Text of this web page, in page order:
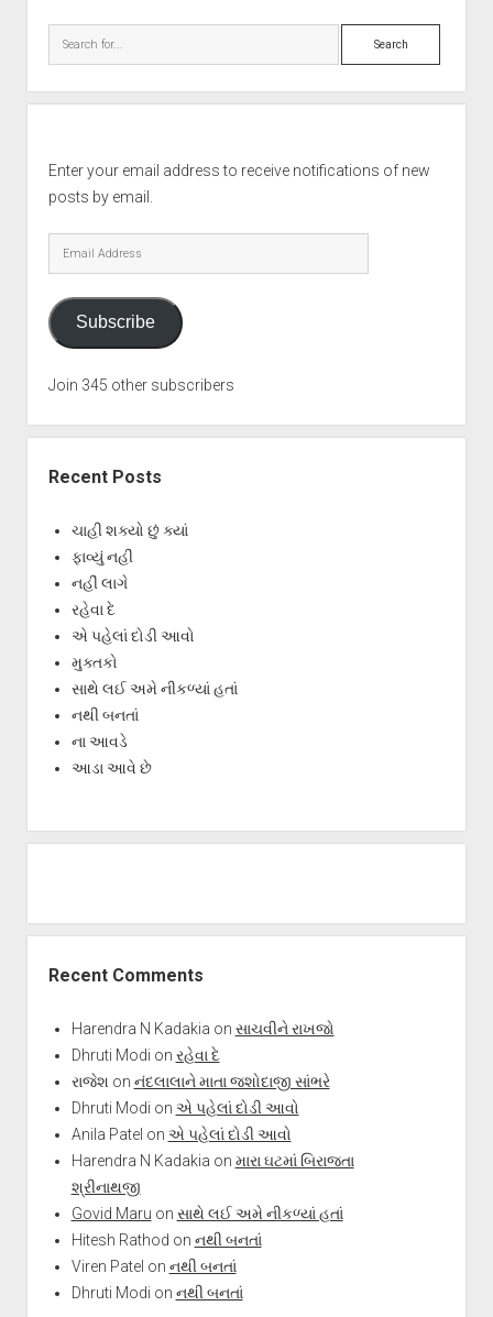
Search
Enter your email address to receive notifications of new
posts by email.
Email
Address
Subscribe
Join 345 other subscribers
Recent Posts
ચાહી શક્યો છું ક્યાં
ફાવ્યું નહીં
નહીં લાગે
રહેવા દે
એ પહેલાં દોડી આવો
મુક્તકો
સાથે લઈ અમે નીકળ્યાં હતાં
નથી બનતાં
ના આવડે
આડા આવે છે
Recent Comments
Harendra N Kadakia on સાચવીને રાખજો
Dhruti Modi on રહેવા દે
રાજેશ on નંદલાલાને માતા જશોદાજી સાંભરે
Dhruti Modi on એ પહેલાં દોડી આવો
Anila Patel on એ પહેલાં દોડી આવો
Harendra N Kadakia on મારા ઘટમાં બિરાજતા
શ્રીનાથજી
Govid Maru on સાથે લઈ અમે નીકળ્યાં હતાં
Hitesh Rathod on નથી બનતાં
Viren Patel on નથી બનતાં
Dhruti Modi on નથી બનતાં